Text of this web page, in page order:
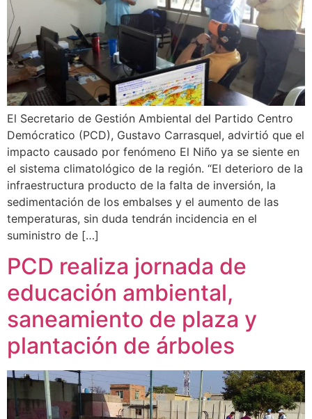
El Secretario de Gestión Ambiental del Partido Centro
Demócratico (PCD), Gustavo Carrasquel, advirtió que el
impacto causado por fenómeno El Niño ya se siente en
el sistema climatológico de la región. “El deterioro de la
infraestructura producto de la falta de inversión, la
sedimentación de los embalses y el aumento de las
temperaturas, sin duda tendrán incidencia en el
suministro de […]
PCD realiza jornada de
educación ambiental,
saneamiento de plaza y
plantación de árboles